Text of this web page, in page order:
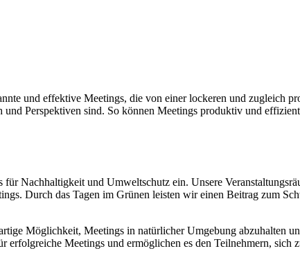
und effektive Meetings, die von einer lockeren und zugleich
Perspektiven sind. So können Meetings produktiv und
für Nachhaltigkeit und Umweltschutz ein. Unsere
Durch das Tagen im Grünen leisten wir einen Beitrag zum
Möglichkeit, Meetings in natürlicher Umgebung abzuhalten
erfolgreiche Meetings und ermöglichen es den Teilnehmern,